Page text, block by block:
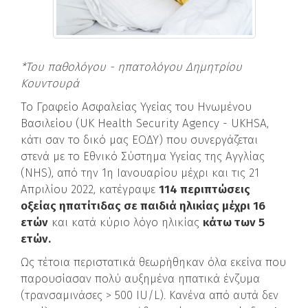
*Του παθολόγου - ηπατολόγου Δημητρίου
Κουντουρά
Το Γραφείο Ασφαλείας Υγείας του Ηνωμένου
Βασιλείου (UK Health Security Agency - UKHSA,
κάτι σαν το δικό μας ΕΟΔΥ) που συνεργάζεται
στενά με το Εθνικό Σύστημα Υγείας της Αγγλίας
(NHS), από την 1η Ιανουαρίου μέχρι και τις 21
Απριλίου 2022, κατέγραψε 114 περιπτώσεις
οξείας ηπατίτιδας σε παιδιά ηλικίας μέχρι 16
ετών και κατά κύριο λόγο ηλικίας κάτω των 5
ετών.
Ως τέτοια περιστατικά θεωρήθηκαν όλα εκείνα που
παρουσίασαν πολύ αυξημένα ηπατικά ένζυμα
(τρανσαμινάσες > 500 IU/L). Κανένα από αυτά δεν